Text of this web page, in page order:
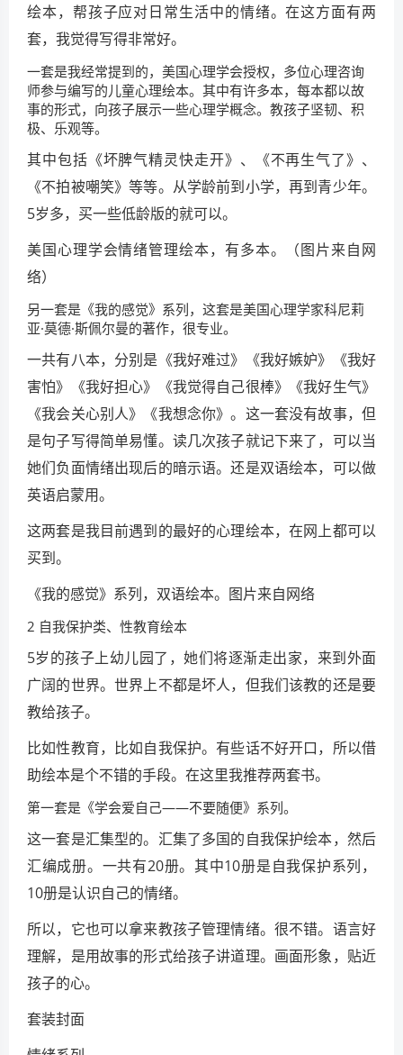
绘本，帮孩子应对日常生活中的情绪。在这方面有两
套，我觉得写得非常好。
一套是我经常提到的，美国心理学会授权，多位心理咨询
师参与编写的儿童心理绘本。其中有许多本，每本都以故
事的形式，向孩子展示一些心理学概念。教孩子坚韧、积
极、乐观等。
其中包括《坏脾气精灵快走开》、《不再生气了》、
《不拍被嘲笑》等等。从学龄前到小学，再到青少年。
5岁多，买一些低龄版的就可以。
美国心理学会情绪管理绘本，有多本。（图片来自网
络）
另一套是《我的感觉》系列，这套是美国心理学家科尼莉
亚·莫德·斯佩尔曼的著作，很专业。
一共有八本，分别是《我好难过》《我好嫉妒》《我好
害怕》《我好担心》《我觉得自己很棒》《我好生气》
《我会关心别人》《我想念你》。这一套没有故事，但
是句子写得简单易懂。读几次孩子就记下来了，可以当
她们负面情绪出现后的暗示语。还是双语绘本，可以做
英语启蒙用。
这两套是我目前遇到的最好的心理绘本，在网上都可以
买到。
《我的感觉》系列，双语绘本。图片来自网络
2 自我保护类、性教育绘本
5岁的孩子上幼儿园了，她们将逐渐走出家，来到外面
广阔的世界。世界上不都是坏人，但我们该教的还是要
教给孩子。
比如性教育，比如自我保护。有些话不好开口，所以借
助绘本是个不错的手段。在这里我推荐两套书。
第一套是《学会爱自己——不要随便》系列。
这一套是汇集型的。汇集了多国的自我保护绘本，然后
汇编成册。一共有20册。其中10册是自我保护系列，
10册是认识自己的情绪。
所以，它也可以拿来教孩子管理情绪。很不错。语言好
理解，是用故事的形式给孩子讲道理。画面形象，贴近
孩子的心。
套装封面